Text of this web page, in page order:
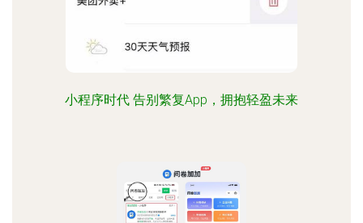
小程序时代 告别繁复App，拥抱轻盈未来